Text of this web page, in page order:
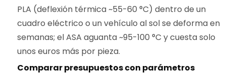
PLA (deflexión térmica ~55-60 °C) dentro de un
cuadro eléctrico o un vehículo al sol se deforma en
semanas; el ASA aguanta ~95-100 °C y cuesta solo
unos euros más por pieza.
Comparar presupuestos con parámetros